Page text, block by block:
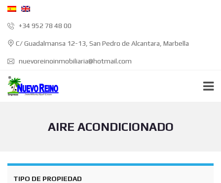
+34 952 78 48 00
C/ Guadalmansa 12-13, San Pedro de Alcantara, Marbella
nuevoreinoinmobiliaria@hotmail.com
AIRE ACONDICIONADO
TIPO DE PROPIEDAD